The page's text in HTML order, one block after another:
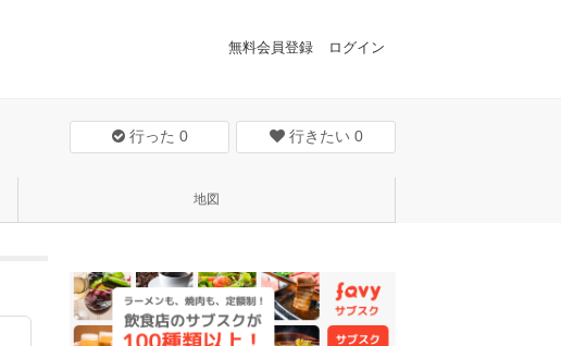
無料会員登録 ログイン
行った 0 行きたい 0
地図